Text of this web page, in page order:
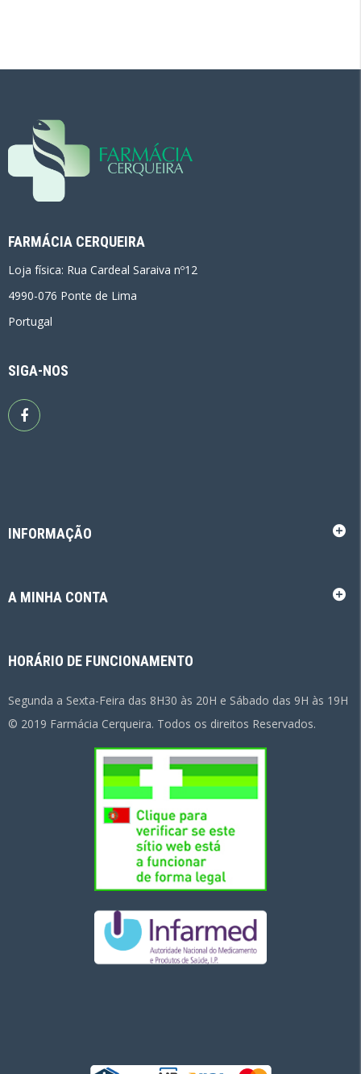
FARMÁCIA CERQUEIRA
Loja física: Rua Cardeal Saraiva nº12
4990-076 Ponte de Lima
Portugal
SIGA-NOS
INFORMAÇÃO
A MINHA CONTA
HORÁRIO DE FUNCIONAMENTO
Segunda a Sexta-Feira das 8H30 às 20H e Sábado das 9H às 19H
© 2019 Farmácia Cerqueira. Todos os direitos Reservados.